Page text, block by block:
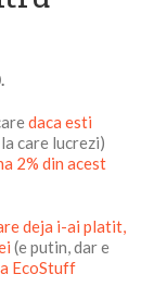
daca esti
care lucrezi)
2% din acest
deja i-ai platit,
(e putin, dar e
EcoStuff